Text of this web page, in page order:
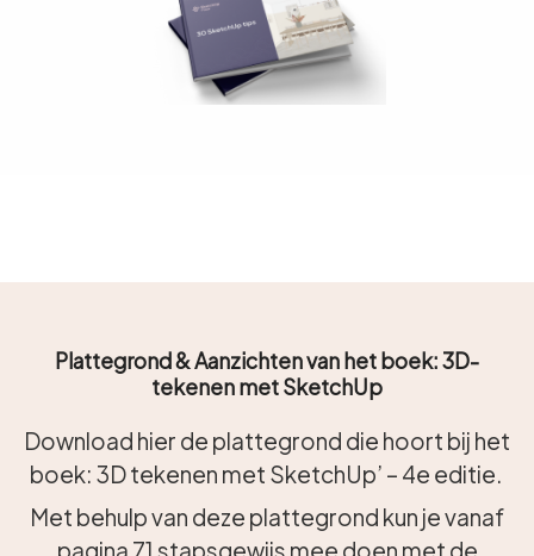
Plattegrond & Aanzichten van het boek: 3D-
tekenen met SketchUp
Download hier de plattegrond die hoort bij het
boek: 3D tekenen met SketchUp’ – 4e editie.
Met behulp van deze plattegrond kun je vanaf
pagina 71 stapsgewijs mee doen met de